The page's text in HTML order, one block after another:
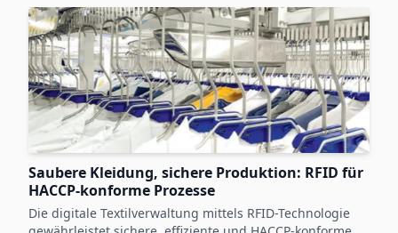
Saubere Kleidung, sichere Produktion: RFID für
HACCP-konforme Prozesse
Die digitale Textilverwaltung mittels RFID-Technologie